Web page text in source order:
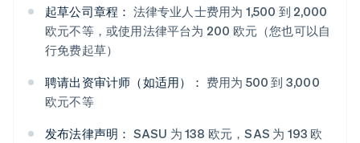
起草公司章程： 法律专业人士费用为 1,500 到 2,000
欧元不等，或使用法律平台为 200 欧元（您也可以自
行免费起草）
聘请出资审计师（如适用）： 费用为 500 到 3,000
欧元不等
发布法律声明： SASU 为 138 欧元，SAS 为 193 欧